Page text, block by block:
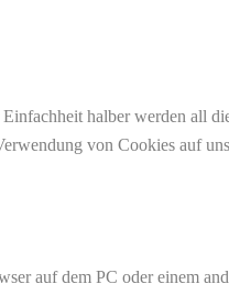
halber werden all
von Cookies auf
auf dem PC oder einem